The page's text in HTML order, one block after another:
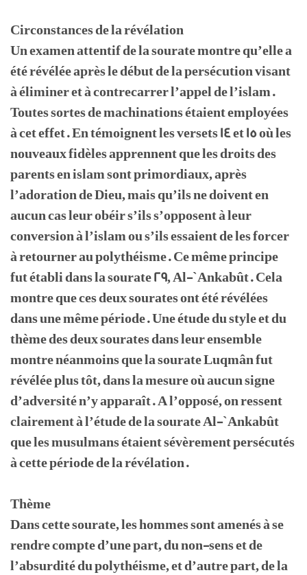
Circonstances de la révélation
Un examen attentif de la sourate montre qu’elle a
été révélée après le début de la persécution visant
à éliminer et à contrecarrer l’appel de l’islam.
Toutes sortes de machinations étaient employées
à cet effet. En témoignent les versets 14 et 15 où les
nouveaux fidèles apprennent que les droits des
parents en islam sont primordiaux, après
l’adoration de Dieu, mais qu’ils ne doivent en
aucun cas leur obéir s’ils s’opposent à leur
conversion à l’islam ou s’ils essaient de les forcer
à retourner au polythéisme. Ce même principe
fut établi dans la sourate 29, Al-`Ankabût. Cela
montre que ces deux sourates ont été révélées
dans une même période. Une étude du style et du
thème des deux sourates dans leur ensemble
montre néanmoins que la sourate Luqmân fut
révélée plus tôt, dans la mesure où aucun signe
d’adversité n’y apparaît. A l’opposé, on ressent
clairement à l’étude de la sourate Al-`Ankabût
que les musulmans étaient sévèrement persécutés
à cette période de la révélation.
Thème
Dans cette sourate, les hommes sont amenés à se
rendre compte d’une part, du non-sens et de
l’absurdité du polythéisme, et d’autre part, de la